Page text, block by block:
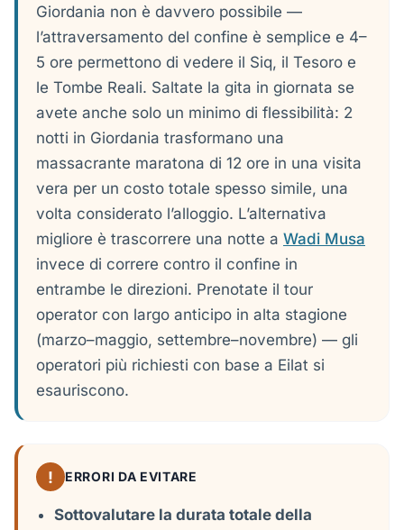
Giordania non è davvero possibile —
l’attraversamento del confine è semplice e 4–
5 ore permettono di vedere il Siq, il Tesoro e
le Tombe Reali. Saltate la gita in giornata se
avete anche solo un minimo di flessibilità: 2
notti in Giordania trasformano una
massacrante maratona di 12 ore in una visita
vera per un costo totale spesso simile, una
volta considerato l’alloggio. L’alternativa
migliore è trascorrere una notte a Wadi Musa
invece di correre contro il confine in
entrambe le direzioni. Prenotate il tour
operator con largo anticipo in alta stagione
(marzo–maggio, settembre–novembre) — gli
operatori più richiesti con base a Eilat si
esauriscono.
! ERRORI DA EVITARE
Sottovalutare la durata totale della